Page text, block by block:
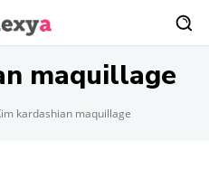
maquillage
kardashian maquillage